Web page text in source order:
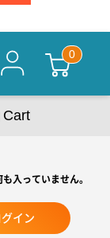
Cart
入っていません。
グイン